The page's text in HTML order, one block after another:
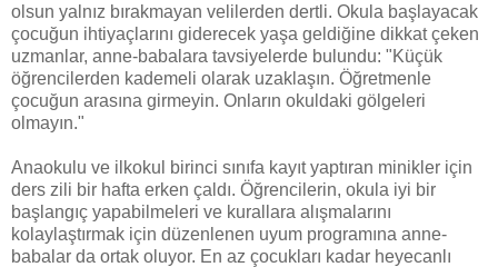
olsun yalnız bırakmayan velilerden dertli. Okula başlayacak
çocuğun ihtiyaçlarını giderecek yaşa geldiğine dikkat çeken
uzmanlar, anne-babalara tavsiyelerde bulundu: "Küçük
öğrencilerden kademeli olarak uzaklaşın. Öğretmenle
çocuğun arasına girmeyin. Onların okuldaki gölgeleri
olmayın."
Anaokulu ve ilkokul birinci sınıfa kayıt yaptıran minikler için
ders zili bir hafta erken çaldı. Öğrencilerin, okula iyi bir
başlangıç yapabilmeleri ve kurallara alışmalarını
kolaylaştırmak için düzenlenen uyum programına anne-
babalar da ortak oluyor. En az çocukları kadar heyecanlı